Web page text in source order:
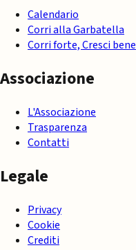
Calendario
Corri alla Garbatella
Corri forte, Cresci bene
Associazione
L'Associazione
Trasparenza
Contatti
Legale
Privacy
Cookie
Crediti